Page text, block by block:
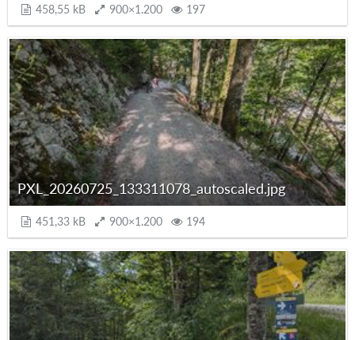
458,55 kB 900×1.200 197
PXL_20260725_133311078_autoscaled.jpg
451,33 kB 900×1.200 194